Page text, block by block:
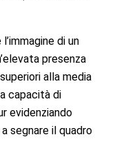
di un
presenza
alla media
capacità di
evidenziando
segnare il quadro